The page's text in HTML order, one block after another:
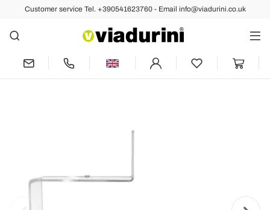
Customer service Tel. +390541623760 - Email info@viadurini.co.uk
Back Previous Next
Transparent Plexiglass Object Shelf
Made in Italy - Mufasa